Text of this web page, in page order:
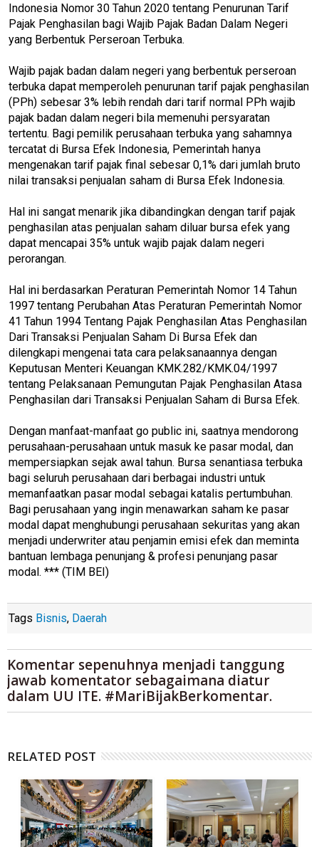
Indonesia Nomor 30 Tahun 2020 tentang Penurunan Tarif
Pajak Penghasilan bagi Wajib Pajak Badan Dalam Negeri
yang Berbentuk Perseroan Terbuka.
Wajib pajak badan dalam negeri yang berbentuk perseroan
terbuka dapat memperoleh penurunan tarif pajak penghasilan
(PPh) sebesar 3% lebih rendah dari tarif normal PPh wajib
pajak badan dalam negeri bila memenuhi persyaratan
tertentu. Bagi pemilik perusahaan terbuka yang sahamnya
tercatat di Bursa Efek Indonesia, Pemerintah hanya
mengenakan tarif pajak final sebesar 0,1% dari jumlah bruto
nilai transaksi penjualan saham di Bursa Efek Indonesia.
Hal ini sangat menarik jika dibandingkan dengan tarif pajak
penghasilan atas penjualan saham diluar bursa efek yang
dapat mencapai 35% untuk wajib pajak dalam negeri
perorangan.
Hal ini berdasarkan Peraturan Pemerintah Nomor 14 Tahun
1997 tentang Perubahan Atas Peraturan Pemerintah Nomor
41 Tahun 1994 Tentang Pajak Penghasilan Atas Penghasilan
Dari Transaksi Penjualan Saham Di Bursa Efek dan
dilengkapi mengenai tata cara pelaksanaannya dengan
Keputusan Menteri Keuangan KMK.282/KMK.04/1997
tentang Pelaksanaan Pemungutan Pajak Penghasilan Atasa
Penghasilan dari Transaksi Penjualan Saham di Bursa Efek.
Dengan manfaat-manfaat go public ini, saatnya mendorong
perusahaan-perusahaan untuk masuk ke pasar modal, dan
mempersiapkan sejak awal tahun. Bursa senantiasa terbuka
bagi seluruh perusahaan dari berbagai industri untuk
memanfaatkan pasar modal sebagai katalis pertumbuhan.
Bagi perusahaan yang ingin menawarkan saham ke pasar
modal dapat menghubungi perusahaan sekuritas yang akan
menjadi underwriter atau penjamin emisi efek dan meminta
bantuan lembaga penunjang & profesi penunjang pasar
modal. *** (TIM BEI)
Tags Bisnis, Daerah
Komentar sepenuhnya menjadi tanggung
jawab komentator sebagaimana diatur
dalam UU ITE. #MariBijakBerkomentar.
RELATED POST